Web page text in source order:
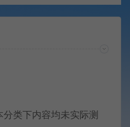
类下内容均未实际测